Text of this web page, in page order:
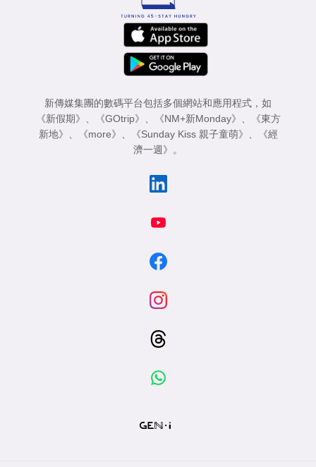
新傳媒集團的數碼平台包括多個網站和應用程式，如
《新假期》
《GOtrip》 《NM+新Monday》
《東方
新地》
《more》 《Sunday Kiss 親子童萌》
《經
濟一週》
。